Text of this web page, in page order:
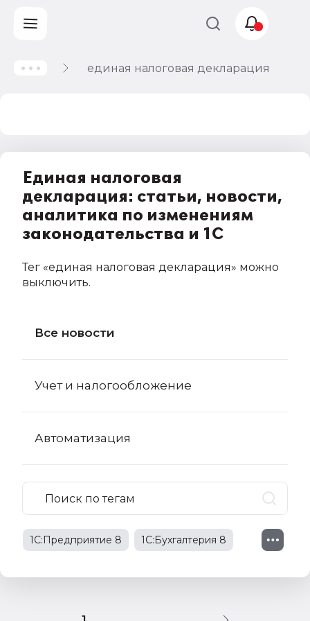
единая налоговая декларация
Единая налоговая
декларация: статьи, новости,
аналитика по изменениям
законодательства и 1С
Тег «единая налоговая декларация» можно
выключить.
Все новости
Учет и налогообложение
Автоматизация
1С:Предприятие 8 1С:Бухгалтерия 8
Учет и